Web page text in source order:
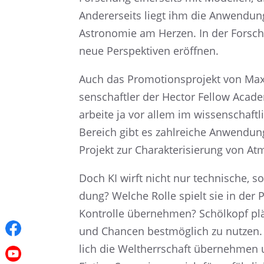
Anderer­seits liegt ihm die
Astro­no­mie am Herzen. In der
neue Perspek­ti­ven eröffnen.
Auch das Promo­ti­ons­pro­jekt von
sen­schaft­ler der Hector Fellow
arbeite ja vor allem im
Bereich gibt es zahlrei­che
Projekt zur Charak­te­ri­sie­rung von
Doch KI wirft nicht nur techni­sche,
dung? Welche Rolle spielt sie in der
Kontrolle überneh­men? Schöl­kopf
und Chancen bestmög­lich zu
lich die Weltherr­schaft überneh­men